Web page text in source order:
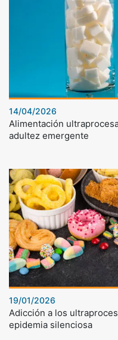
14/04/2026
Alimentación
adultez emergente
19/01/2026
Adicción a los
epidemia silenciosa